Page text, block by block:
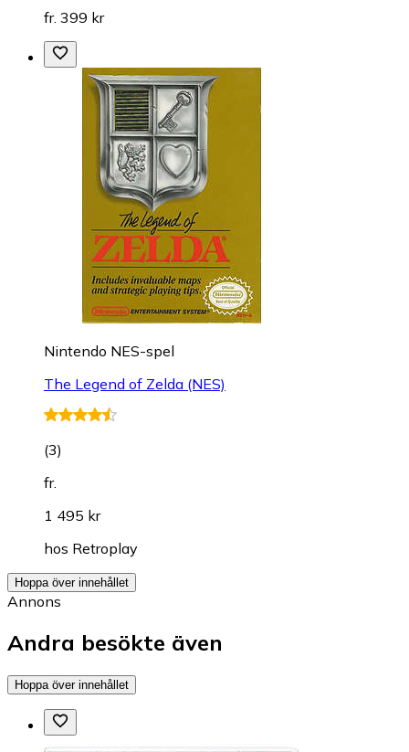
fr. 399 kr
Nintendo NES-spel
The Legend of Zelda (NES)
(3)
fr.
1 495 kr
hos Retroplay
Hoppa över innehållet
Annons
Andra besökte även
Hoppa över innehållet